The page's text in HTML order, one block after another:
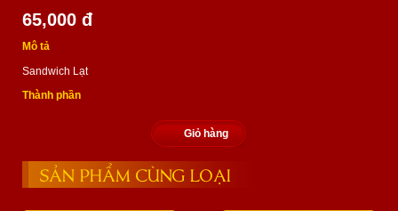
65,000 đ
Mô tả
Sandwich Lạt
Thành phần
Giỏ hàng
SẢN PHẨM CÙNG LOẠI